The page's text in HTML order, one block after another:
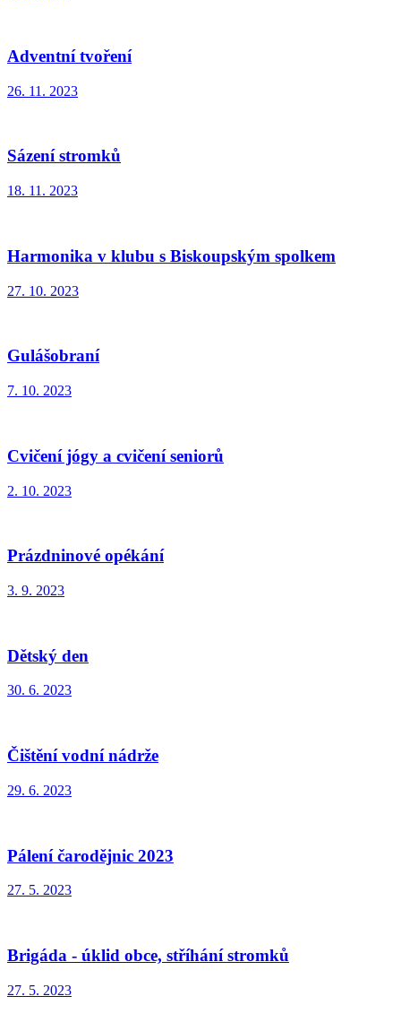
Adventní tvoření
26. 11. 2023
Sázení stromků
18. 11. 2023
Harmonika v klubu s Biskoupským spolkem
27. 10. 2023
Gulášobraní
7. 10. 2023
Cvičení jógy a cvičení seniorů
2. 10. 2023
Prázdninové opékání
3. 9. 2023
Dětský den
30. 6. 2023
Čištění vodní nádrže
29. 6. 2023
Pálení čarodějnic 2023
27. 5. 2023
Brigáda - úklid obce, stříhání stromků
27. 5. 2023